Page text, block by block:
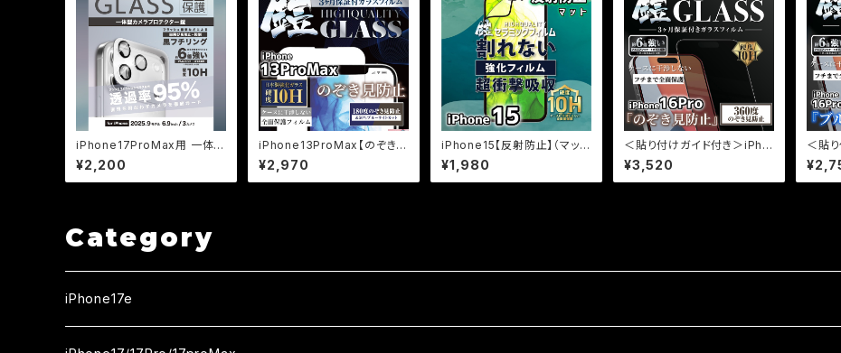
iPhone17ProMax用 一体型
カメラガラスフィルム アンチリ
フレクション ブラック
¥2,200
iPhone13ProMax【のぞき見
防止＆ブルーライトカット】保
証付きガラスフィルム『鎧』全
面フルカバー
¥2,970
iPhone15【反射防止】（マッ
ト）割れないセラミックフィルム
『鎧』全面フルカバー
¥1,980
＜貼り付けガイド付き＞iPho
ne16Pro【360度のぞき見防
止】3カ月保証付き『ガラスフィ
ルム鎧』全面フルカバー（黒フ
¥3,520
＜貼
カット
フィル
Category
iPhone17e